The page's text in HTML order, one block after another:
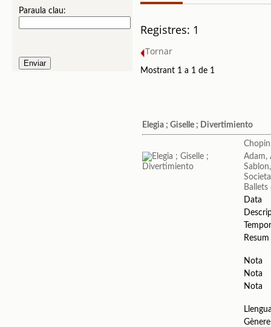
Paraula clau:
Registres: 1
Tornar
Mostrant 1 a 1 de 1
Elegia ; Giselle ; Divertimiento
Adam,
Data
Resum
Nota
Nota
Nota
Gènere